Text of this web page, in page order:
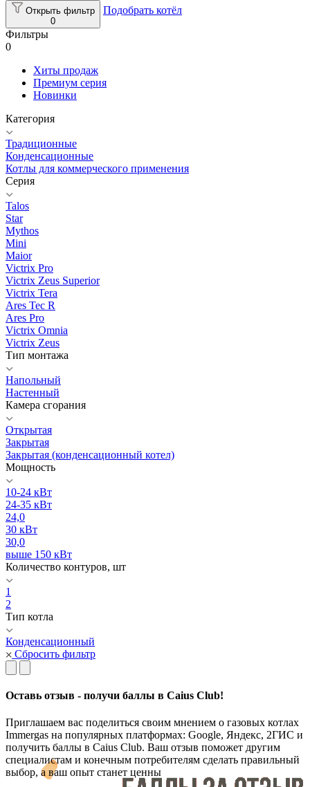
Открыть фильтр
0
Подобрать котёл
Фильтры
0
Хиты продаж
Премиум серия
Новинки
Категория
Традиционные
Конденсационные
Котлы для коммерческого применения
Серия
Talos
Star
Mythos
Mini
Maior
Victrix Pro
Victrix Zeus Superior
Victrix Tera
Ares Tec R
Ares Pro
Victrix Omnia
Victrix Zeus
Тип монтажа
Напольный
Настенный
Камера сгорания
Открытая
Закрытая
Закрытая (конденсационный котел)
Мощность
10-24 кВт
24-35 кВт
24,0
30 кВт
30,0
выше 150 кВт
Количество контуров, шт
1
2
Тип котла
Конденсационный
Сбросить фильтр
Оставь отзыв - получи баллы в Caius Club!
Приглашаем вас поделиться своим мнением о газовых котлах
Immergas на популярных платформах: Google, Яндекс, 2ГИС и
получить баллы в Caius Club. Ваш отзыв поможет другим
специалистам и конечным потребителям сделать правильный
выбор, а ваш опыт станет ценны